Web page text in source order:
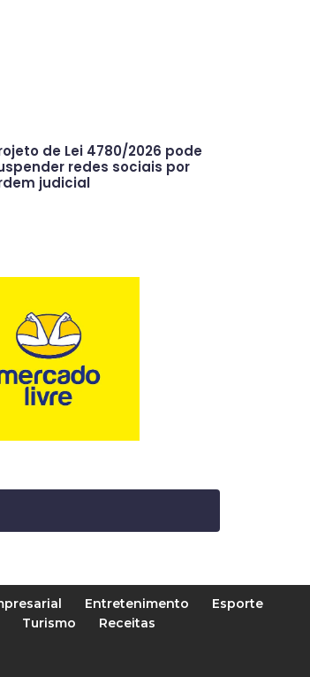
de Lei 4780/2026 pode
redes sociais por
judicial
Entretenimento
Esporte
Turismo Receitas